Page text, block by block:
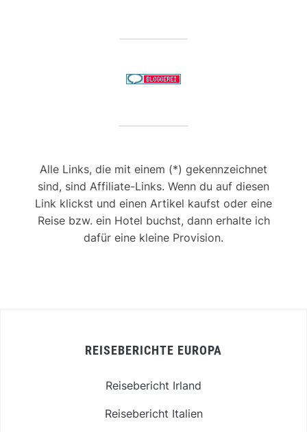
Alle Links, die mit einem (*) gekennzeichnet
sind, sind Affiliate-Links. Wenn du auf diesen
Link klickst und einen Artikel kaufst oder eine
Reise bzw. ein Hotel buchst, dann erhalte ich
dafür eine kleine Provision.
REISEBERICHTE EUROPA
Reisebericht Irland
Reisebericht Italien